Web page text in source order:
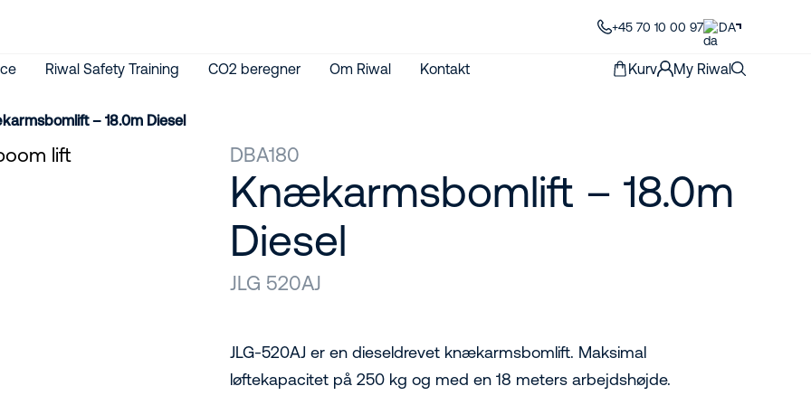
+45 70 10 00 97 DA
Riwal Safety Training CO2 beregner Om Riwal Kontakt Kurv My Riwal
– 18.0m Diesel
DBA180
Knækarmsbomlift – 18.0m
Diesel
JLG 520AJ
JLG-520AJ er en dieseldrevet knækarmsbomlift. Maksimal
løftekapacitet på 250 kg og med en 18 meters arbejdshøjde.